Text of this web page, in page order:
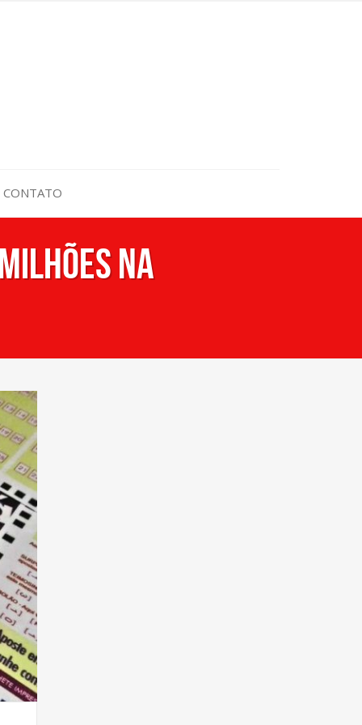
CONTATO
na